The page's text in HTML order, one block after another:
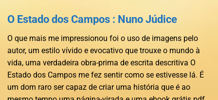
O Estado dos Campos : Nuno Júdice
O que mais me impressionou foi o uso de imagens pelo
autor, um estilo vívido e evocativo que trouxe o mundo à
vida, uma verdadeira obra-prima de escrita descritiva O
Estado dos Campos me fez sentir como se estivesse lá. É
um dom raro ser capaz de criar uma história que é ao